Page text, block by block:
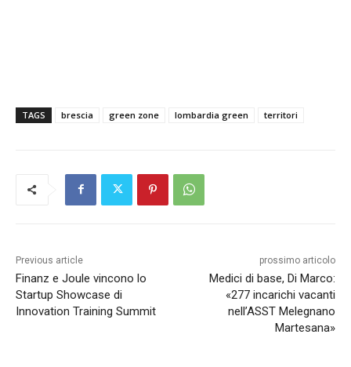
TAGS brescia green zone lombardia green territori
Previous article
Finanz e Joule vincono lo
Startup Showcase di
Innovation Training Summit
prossimo articolo
Medici di base, Di Marco:
«277 incarichi vacanti
nell’ASST Melegnano
Martesana»